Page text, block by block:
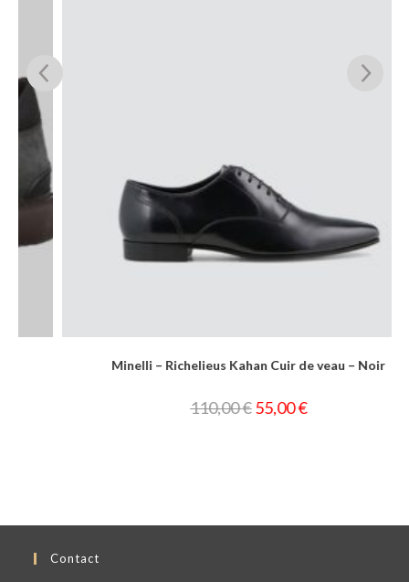
Minelli – Richelieus Kahan Cuir de veau – Noir
110,00€55,00€
Contact